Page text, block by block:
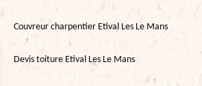
Couvreur charpentier Etival Les Le Mans
Devis toiture Etival Les Le Mans